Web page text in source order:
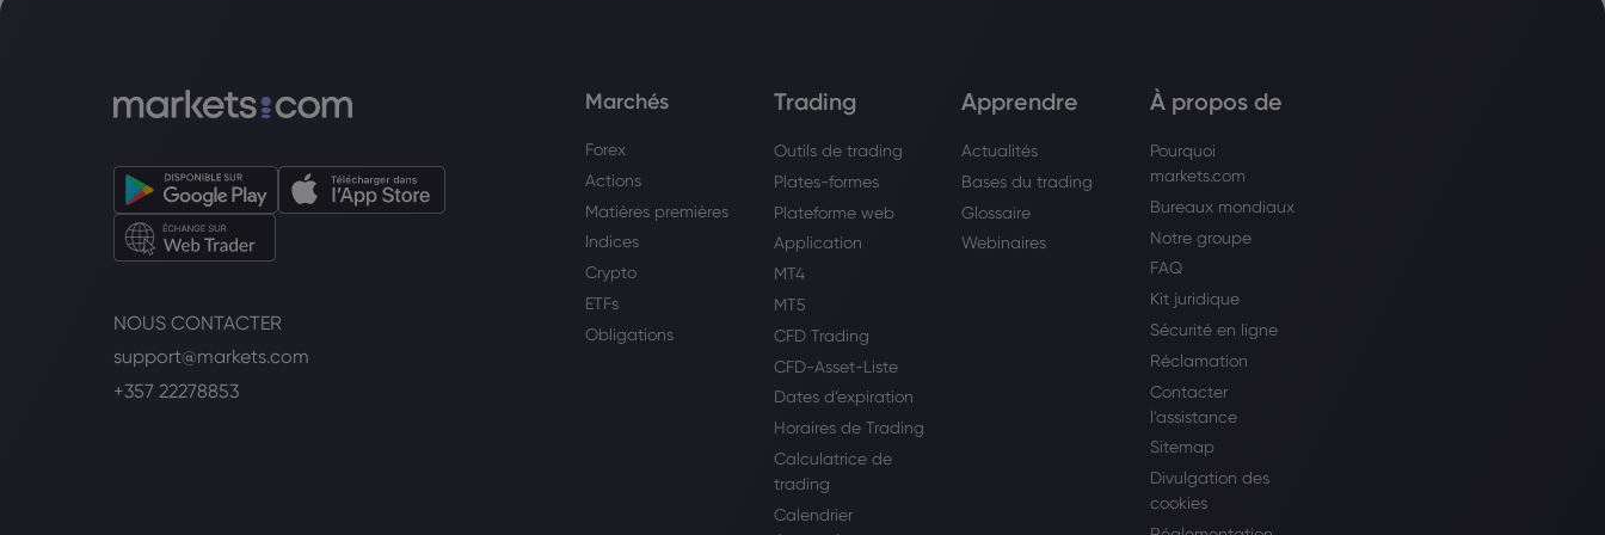
NOUS CONTACTER
support@markets.com
+357 22278853
Marchés
Forex
Actions
Matières premières
Indices
Crypto
ETFs
Obligations
Trading
Outils de trading
Plates-formes
Plateforme web
Application
MT4
MT5
CFD Trading
CFD-Asset-Liste
Dates d’expiration
Horaires de Trading
Calculatrice de
trading
Calendrier
Apprendre
Actualités
Bases du trading
Glossaire
Webinaires
À propos de
Pourquoi
markets.com
Bureaux mondiaux
Notre groupe
FAQ
Kit juridique
Sécurité en ligne
Réclamation
Contacter
l'assistance
Sitemap
Divulgation des
cookies